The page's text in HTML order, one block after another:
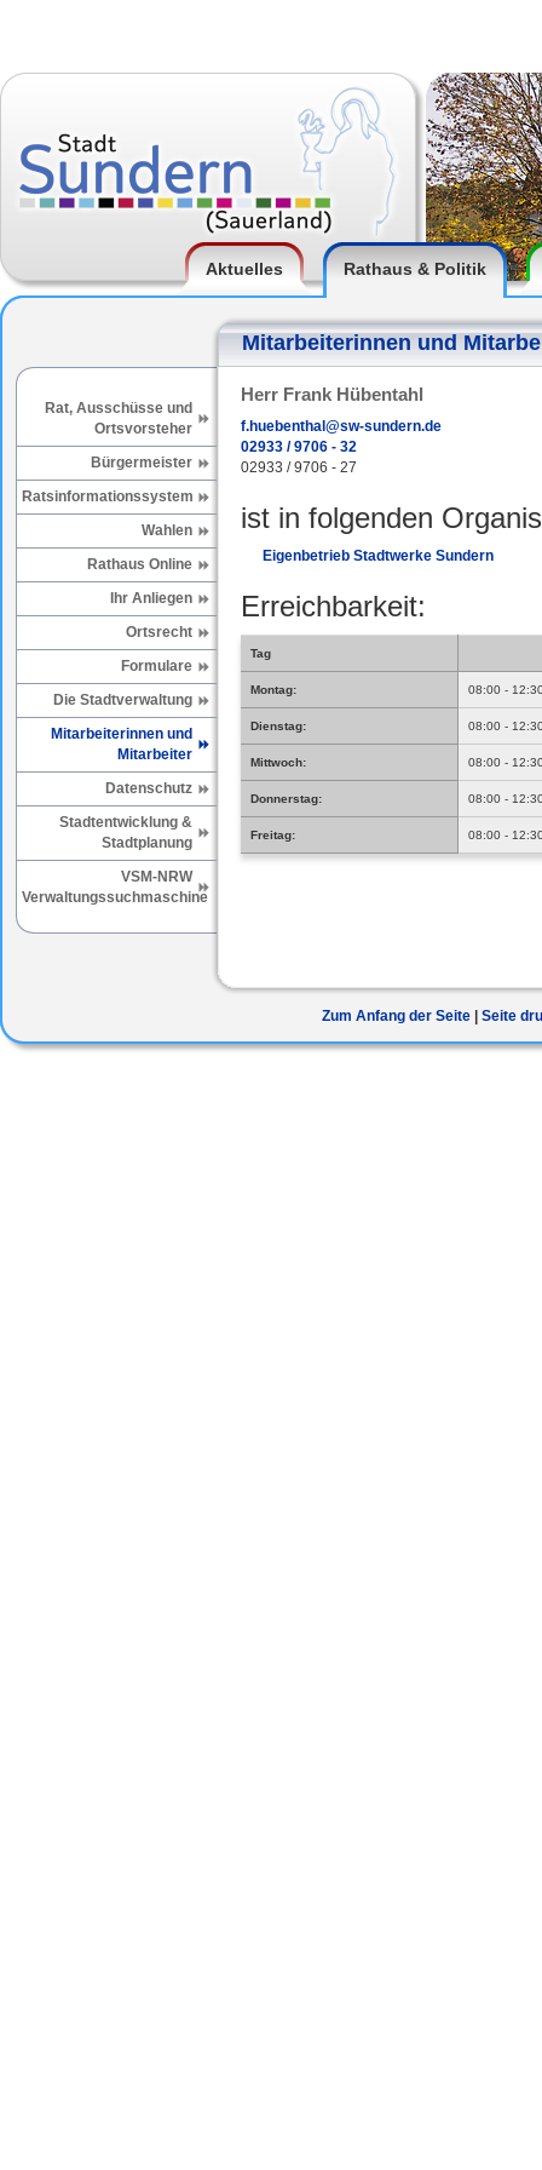
Aktuelles Rathaus & Politik
Mitarbeiterinnen und
Rat, Ausschüsse und
Ortsvorsteher
Bürgermeister
Ratsinformationssystem
Wahlen
Rathaus Online
Ihr Anliegen
Ortsrecht
Formulare
Die Stadtverwaltung
Mitarbeiterinnen und
Mitarbeiter
Datenschutz
Stadtentwicklung &
Stadtplanung
VSM-NRW
Verwaltungssuchmaschine
Herr Frank Hübentahl
f.huebenthal@sw-sundern.de
02933 / 9706 - 32
02933 / 9706 - 27
ist in folgenden
Eigenbetrieb Stadtwerke Sundern
Erreichbarkeit:
Tag
Montag: 08:00 -
Dienstag: 08:00 -
Mittwoch: 08:00 -
Donnerstag: 08:00 -
Freitag: 08:00 -
Zum Anfang der Seite Seite